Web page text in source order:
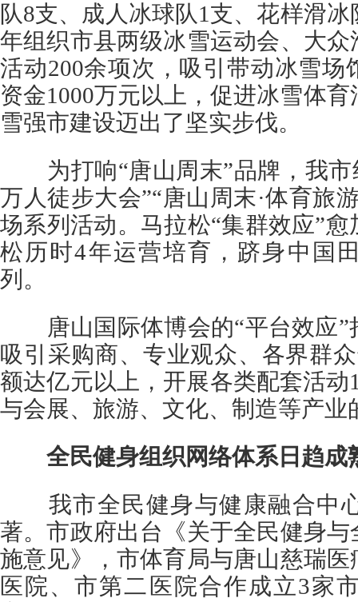
队8支、成人冰球队1支、花样滑
年组织市县两级冰雪运动会、大
活动200余项次，吸引带动冰雪场
资金1000万元以上，促进冰雪体
雪强市建设迈出了坚实步伐。
为打响“唐山周末”品牌，我市
万人徒步大会”“唐山周末·体育旅
场系列活动。马拉松“集群效应”
松历时4年运营培育，跻身中国
列。
唐山国际体博会的“平台效应”
吸引采购商、专业观众、各界群
额达亿元以上，开展各类配套活
与会展、旅游、文化、制造等产业
全民健身组织网络体系日趋成
我市全民健身与健康融合中
著。市政府出台《关于全民健身
施意见》，市体育局与唐山慈瑞
医院、市第二医院合作成立3家